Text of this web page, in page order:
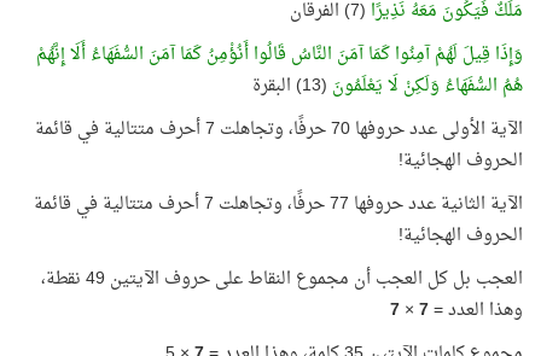
مَلَكٌ فَيَكُونَ مَعَهُ نَذِيرًا (7) الفرقان
وَإِذَا قِيلَ لَهُمْ آمِنُوا كَمَا آمَنَ النَّاسُ قَالُوا أَنُؤْمِنُ كَمَا آمَنَ السُّفَهَاءُ أَلَا إِنَّهُمْ
هُمُ السُّفَهَاءُ وَلَكِنْ لَا يَعْلَمُونَ (13) البقرة
الآية الأولى عدد حروفها 70 حرفًا، وتجاهلت 7 أحرف متتالية في قائمة
الحروف الهجائية!
الآية الثانية عدد حروفها 77 حرفًا، وتجاهلت 7 أحرف متتالية في قائمة
الحروف الهجائية!
العجب بل كل العجب أن مجموع النقاط على حروف الآيتين 49 نقطة،
وهذا العدد =7
×
7